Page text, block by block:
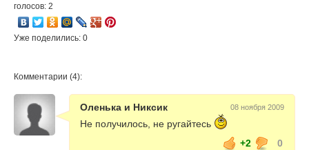
голосов: 2
Уже поделились: 0
Комментарии (4):
Оленька и Никсик 08 ноября 2009
Не получилось, не ругайтесь
+2
0